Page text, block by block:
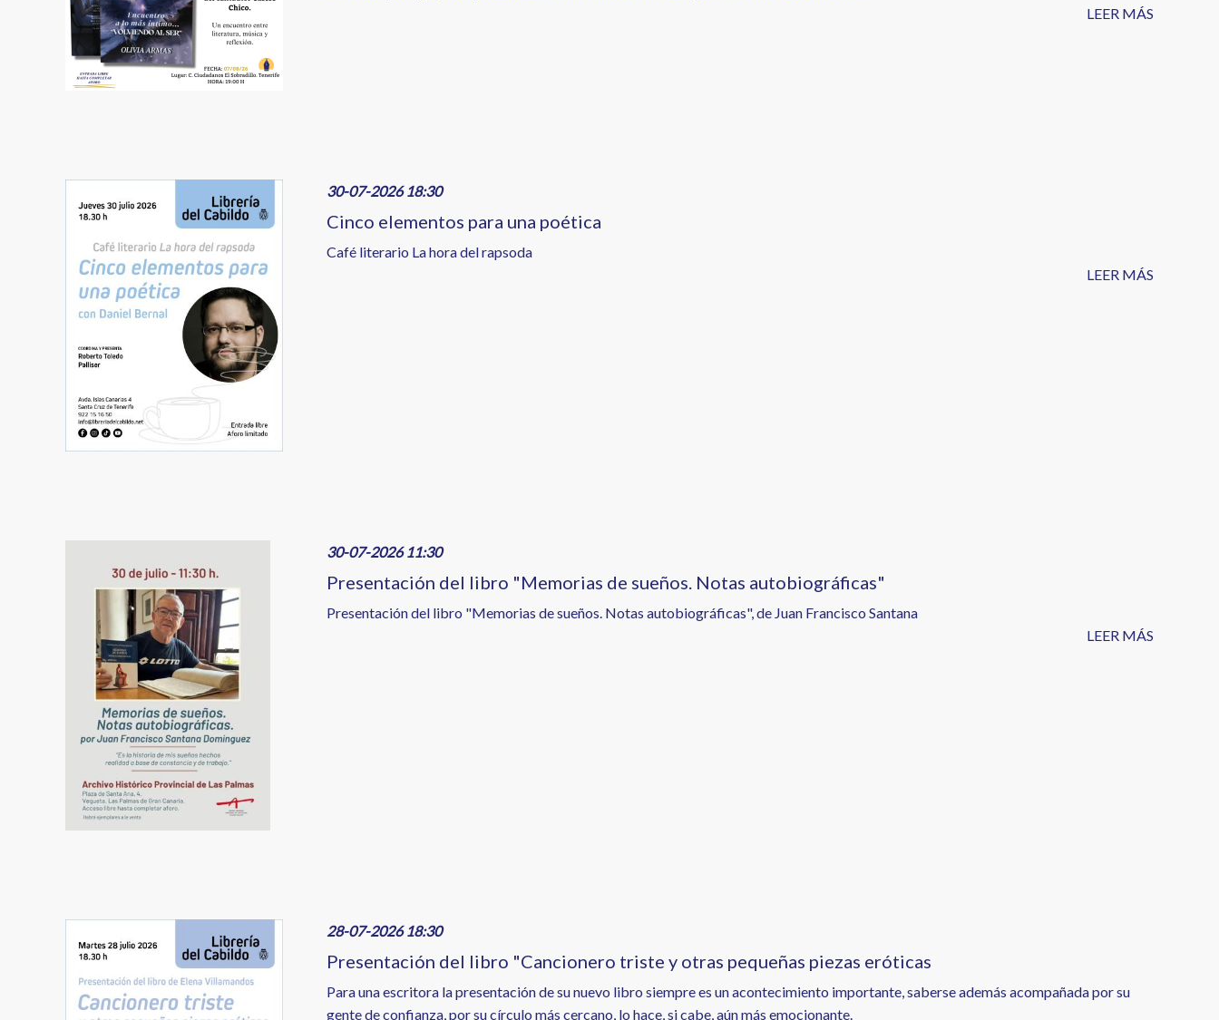
LEER MÁS
30-07-2026 18:30
Cinco elementos para una poética
Café literario La hora del rapsoda
LEER MÁS
30-07-2026 11:30
Presentación del libro "Memorias de sueños. Notas autobiográficas"
Presentación del libro "Memorias de sueños. Notas autobiográficas", de Juan Francisco Santana
LEER MÁS
28-07-2026 18:30
Presentación del libro "Cancionero triste y otras pequeñas piezas eróticas
Para una escritora la presentación de su nuevo libro siempre es un acontecimiento importante, saberse además acompañada por su
gente de confianza, por su círculo más cercano, lo hace, si cabe, aún más emocionante.